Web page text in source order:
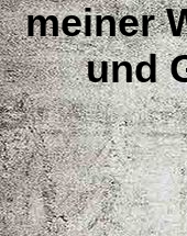
meiner
und